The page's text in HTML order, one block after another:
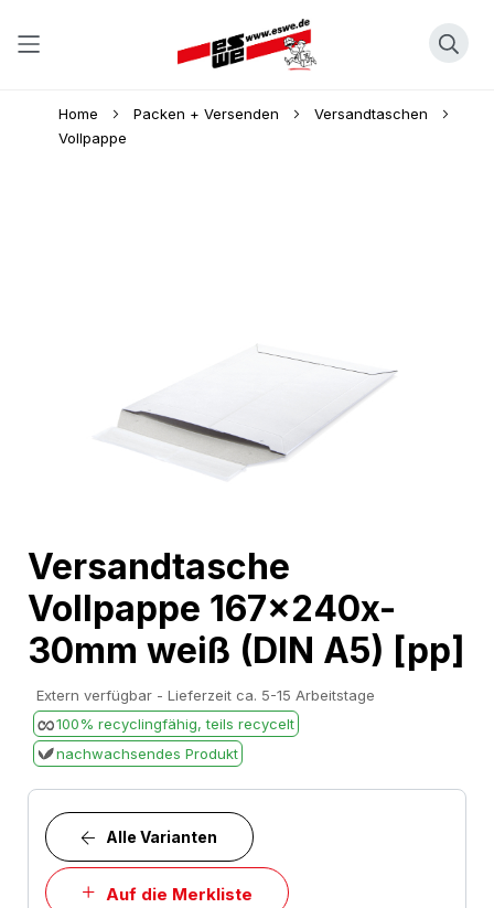
Home Packen + Versenden
Versandtaschen
Vollpappe
to
the
beginning
of
the
images
gallery
Versandtasche
Vollpappe 167x240x-
30mm weiß (DIN A5) [pp]
Extern verfügbar - Lieferzeit ca. 5-15 Arbeitstage
100% recyclingfähig, teils recycelt
nachwachsendes Produkt
Auf die Merkliste
Alle Varianten